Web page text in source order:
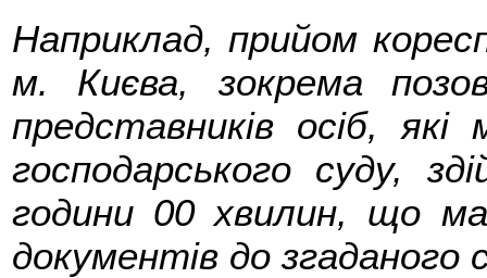
Наприклад, прийом
м. Києва, зокрема
представників осіб,
господарського суду,
години 00 хвилин, що
документів до згаданого